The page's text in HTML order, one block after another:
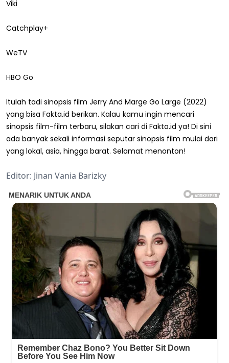
Viki
Catchplay+
WeTV
HBO Go
Itulah tadi sinopsis film Jerry And Marge Go Large (2022)
yang bisa Fakta.id berikan. Kalau kamu ingin mencari
sinopsis film-film terbaru, silakan cari di Fakta.id ya! Di sini
ada banyak sekali informasi seputar sinopsis film mulai dari
yang lokal, asia, hingga barat. Selamat menonton!
Editor: Jinan Vania Barizky